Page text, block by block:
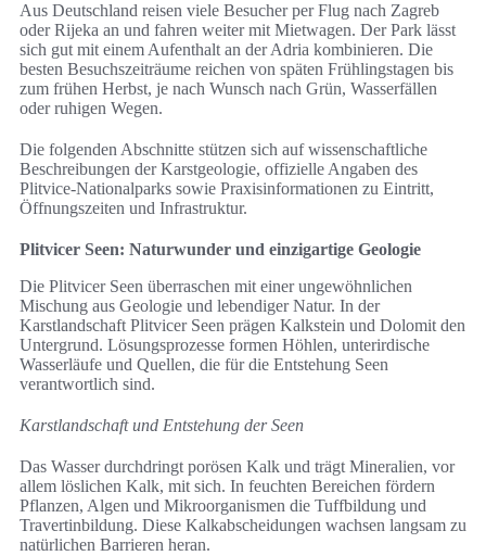
Aus Deutschland reisen viele Besucher per Flug nach Zagreb
oder Rijeka an und fahren weiter mit Mietwagen. Der Park lässt
sich gut mit einem Aufenthalt an der Adria kombinieren. Die
besten Besuchszeiträume reichen von späten Frühlingstagen bis
zum frühen Herbst, je nach Wunsch nach Grün, Wasserfällen
oder ruhigen Wegen.
Die folgenden Abschnitte stützen sich auf wissenschaftliche
Beschreibungen der Karstgeologie, offizielle Angaben des
Plitvice-Nationalparks sowie Praxisinformationen zu Eintritt,
Öffnungszeiten und Infrastruktur.
Plitvicer Seen: Naturwunder und einzigartige Geologie
Die Plitvicer Seen überraschen mit einer ungewöhnlichen
Mischung aus Geologie und lebendiger Natur. In der
Karstlandschaft Plitvicer Seen prägen Kalkstein und Dolomit den
Untergrund. Lösungsprozesse formen Höhlen, unterirdische
Wasserläufe und Quellen, die für die Entstehung Seen
verantwortlich sind.
Karstlandschaft und Entstehung der Seen
Das Wasser durchdringt porösen Kalk und trägt Mineralien, vor
allem löslichen Kalk, mit sich. In feuchten Bereichen fördern
Pflanzen, Algen und Mikroorganismen die Tuffbildung und
Travertinbildung. Diese Kalkabscheidungen wachsen langsam zu
natürlichen Barrieren heran.